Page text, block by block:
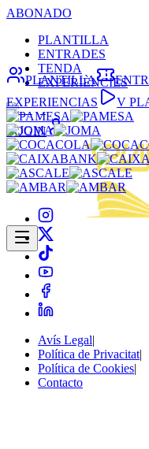
ABONADO
PLANTILLA
ENTRADES
TENDA
EXPERIÈNCIES
LOGIN
PLANTILLA
EXPERIENCIAS
V
Avís Legal|
Política de Privacitat|
Política de Cookies|
Contacto